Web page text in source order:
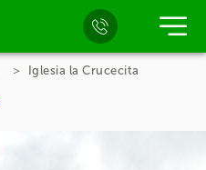
Iglesia la Crucecita